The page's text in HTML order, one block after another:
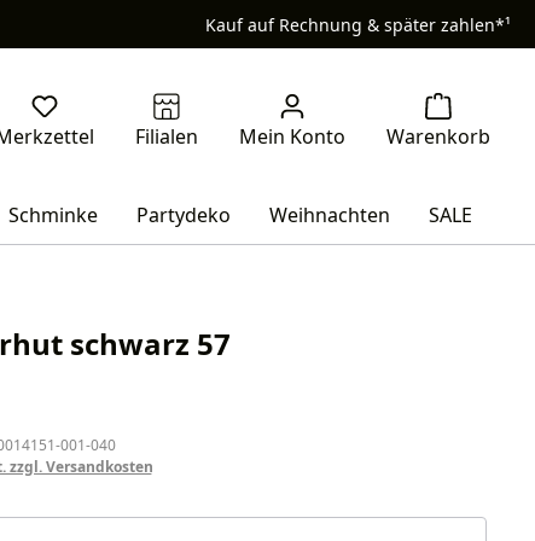
Kauf auf Rechnung & später zahlen*¹
Schminke Partydeko Weihnachten SALE
schwarz 57
001-040
zzgl. Versandkosten